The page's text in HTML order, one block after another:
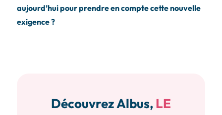
aujourd’hui pour prendre en compte cette nouvelle
exigence ?
Découvrez Albus,LE